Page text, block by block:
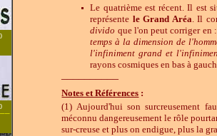
Le quatrième est récent. Il est
représente le Grand Aréa . Il
divido que l'on peut corriger en
temps à la dimension de
l'infiniment grand et
rayons cosmiques en bas à
Notes et Références :
(1) Aujourd'hui son surcreusement
méconnu dangereusement le rôle
sur-creuse et plus on endigue, plus la